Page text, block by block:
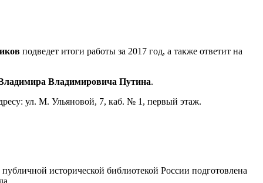
подведет итоги работы за 2017 год, а также ответит на
Владимировича Путина.
ул. М. Ульяновой, 7, каб. № 1, первый этаж.
исторической библиотекой России подготовлена